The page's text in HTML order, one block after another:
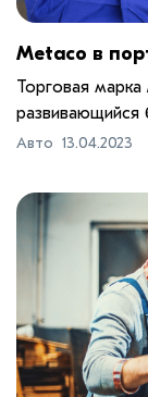
Metaco в
Торговая
развивающийся
Авто 13.04.2023